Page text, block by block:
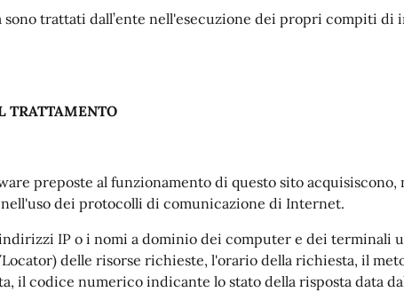
trattati dall’ente nell'esecuzione dei propri compiti di
TRATTAMENTO
preposte al funzionamento di questo sito
dei protocolli di comunicazione di Internet.
IP o i nomi a dominio dei computer e dei
delle risorse richieste, l'orario della richiesta, il
il codice numerico indicante lo stato della risposta data